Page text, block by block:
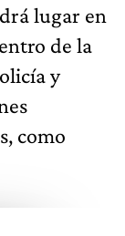
lugar en
de la
y
como